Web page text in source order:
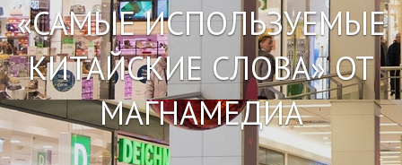
«САМЫЕ ИСПОЛЬЗУЕМЫЕ
КИТАЙСКИЕ СЛОВА» ОТ
МАГНАМЕДИА